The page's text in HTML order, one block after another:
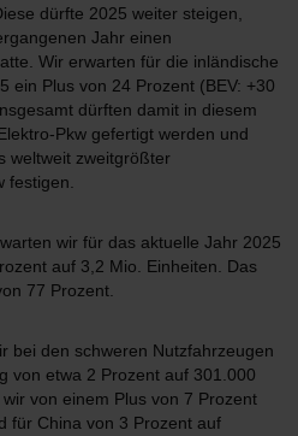
dürfte 2025 weiter steigen,
Jahr einen
Wir erwarten für die inländische
ein Plus von 24 Prozent (BEV: +30
dürften damit in diesem
Pkw gefertigt werden und
weltweit zweitgrößter
festigen.
wir für das aktuelle Jahr 2025
auf 3,2 Mio. Einheiten. Das
77 Prozent.
bei den schweren Nutzfahrzeugen
von etwa 2 Prozent auf 301.000
von einem Plus von 7 Prozent
für China von 3 Prozent auf